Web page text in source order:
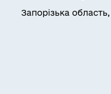
Запорізька